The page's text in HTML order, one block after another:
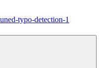
typo-detection-1